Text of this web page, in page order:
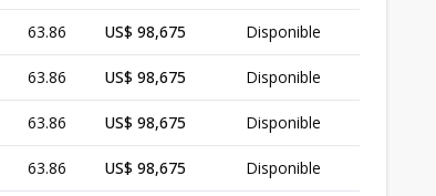
63.86 US$ 98,675 Disponible
63.86 US$ 98,675 Disponible
63.86 US$ 98,675 Disponible
63.86 US$ 98,675 Disponible